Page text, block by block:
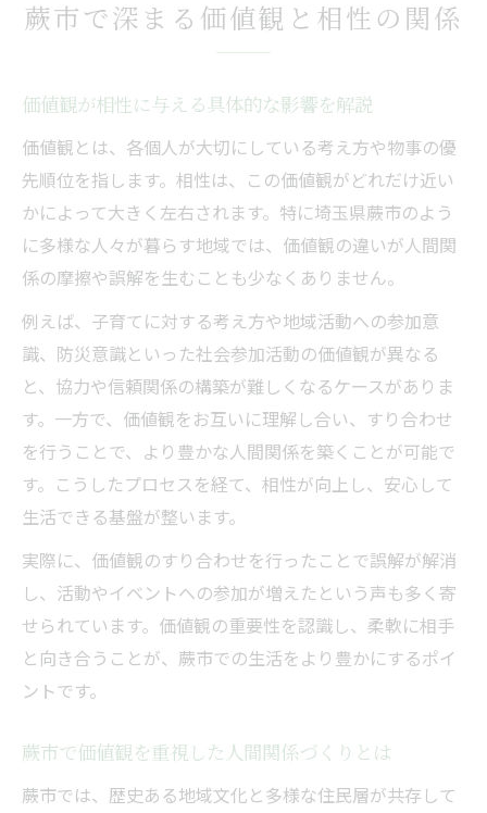
相性が良くなる蕨市流価値観のすり合わせ術
蕨市流すり合わせ術の具体的な進め方
相性を意識した価値観共有のコミュニケー
ション
家庭や地域で価値観を合わせる実践法
価値観の違いを受け入れる姿勢の大切さ
共生社会に必要な価値観の調和とは
共生社会実現へ向けた価値観の調和方法
相性・価値観の違いを乗り越えるために
地域で価値観を調和させるポイント解説
多文化共生時代のすり合わせの重要性
価値観調和が生む相性向上のメリット
価値観すり合わせで人間関係が豊かに
価値観のすり合わせが人間関係を深める理
相性アップに貢献する価値観共有の習慣
価値観を尊重した人間関係づくりのコツ
すり合わせ体験がもたらす豊かな交流
地域活動で学ぶ相性と価値観の大切さ
蕨市で深まる価値観と相性の関係
価値観が相性に与える具体的な影響を解説
価値観とは、各個人が大切にしている考え方や物事の優
先順位を指します。相性は、この価値観がどれだけ近い
かによって大きく左右されます。特に埼玉県蕨市のよう
に多様な人々が暮らす地域では、価値観の違いが人間関
係の摩擦や誤解を生むことも少なくありません。
例えば、子育てに対する考え方や地域活動への参加意
識、防災意識といった社会参加活動の価値観が異なる
と、協力や信頼関係の構築が難しくなるケースがありま
す。一方で、価値観をお互いに理解し合い、すり合わせ
を行うことで、より豊かな人間関係を築くことが可能で
す。こうしたプロセスを経て、相性が向上し、安心して
生活できる基盤が整います。
実際に、価値観のすり合わせを行ったことで誤解が解消
し、活動やイベントへの参加が増えたという声も多く寄
せられています。価値観の重要性を認識し、柔軟に相手
と向き合うことが、蕨市での生活をより豊かにするポイ
ントです。
蕨市で価値観を重視した人間関係づくりとは
蕨市では、歴史ある地域文化と多様な住民層が共存して